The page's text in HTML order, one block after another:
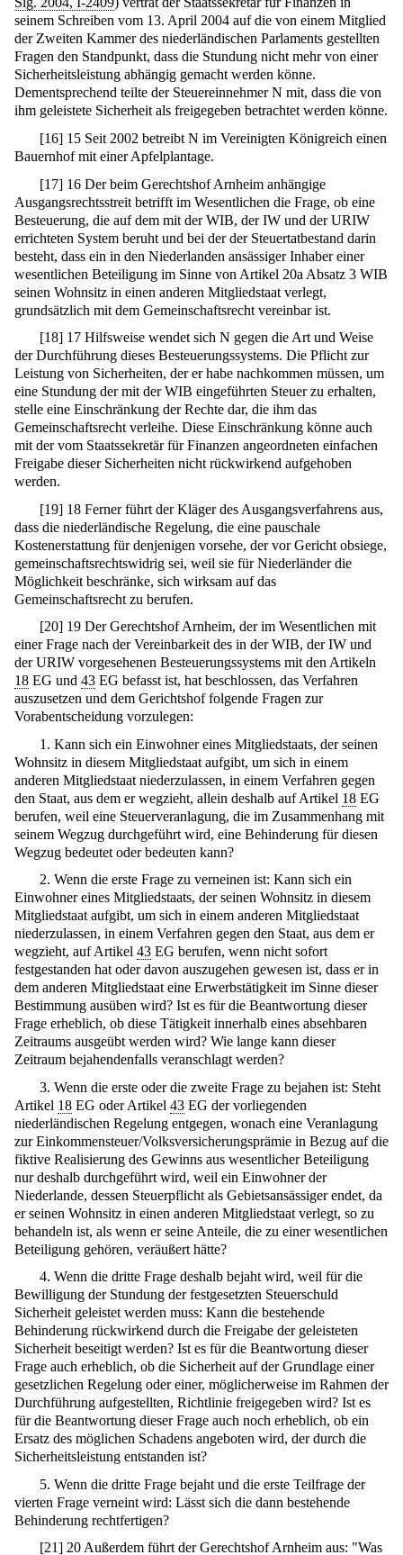
seinem Schreiben vom 13. April 2004 auf die von einem Mitglied
der Zweiten Kammer des niederländischen Parlaments gestellten
Fragen den Standpunkt, dass die Stundung nicht mehr von einer
Sicherheitsleistung abhängig gemacht werden könne.
Dementsprechend teilte der Steuereinnehmer N mit, dass die von
ihm geleistete Sicherheit als freigegeben betrachtet werden könne.
[16] 15 Seit 2002 betreibt N im Vereinigten Königreich einen
Bauernhof mit einer Apfelplantage.
[17] 16 Der beim Gerechtshof Arnheim anhängige
Ausgangsrechtsstreit betrifft im Wesentlichen die Frage, ob eine
Besteuerung, die auf dem mit der WIB, der IW und der URIW
errichteten System beruht und bei der der Steuertatbestand darin
besteht, dass ein in den Niederlanden ansässiger Inhaber einer
wesentlichen Beteiligung im Sinne von Artikel 20a Absatz 3 WIB
seinen Wohnsitz in einen anderen Mitgliedstaat verlegt,
grundsätzlich mit dem Gemeinschaftsrecht vereinbar ist.
[18] 17 Hilfsweise wendet sich N gegen die Art und Weise
der Durchführung dieses Besteuerungssystems. Die Pflicht zur
Leistung von Sicherheiten, der er habe nachkommen müssen, um
eine Stundung der mit der WIB eingeführten Steuer zu erhalten,
stelle eine Einschränkung der Rechte dar, die ihm das
Gemeinschaftsrecht verleihe. Diese Einschränkung könne auch
mit der vom Staatssekretär für Finanzen angeordneten einfachen
Freigabe dieser Sicherheiten nicht rückwirkend aufgehoben
werden.
[19] 18 Ferner führt der Kläger des Ausgangsverfahrens aus,
dass die niederländische Regelung, die eine pauschale
Kostenerstattung für denjenigen vorsehe, der vor Gericht obsiege,
gemeinschaftsrechtswidrig sei, weil sie für Niederländer die
Möglichkeit beschränke, sich wirksam auf das
Gemeinschaftsrecht zu berufen.
[20] 19 Der Gerechtshof Arnheim, der im Wesentlichen mit
einer Frage nach der Vereinbarkeit des in der WIB, der IW und
der URIW vorgesehenen Besteuerungssystems mit den Artikeln
18 EG und 43 EG befasst ist, hat beschlossen, das Verfahren
auszusetzen und dem Gerichtshof folgende Fragen zur
Vorabentscheidung vorzulegen:
1. Kann sich ein Einwohner eines Mitgliedstaats, der seinen
Wohnsitz in diesem Mitgliedstaat aufgibt, um sich in einem
anderen Mitgliedstaat niederzulassen, in einem Verfahren gegen
den Staat, aus dem er wegzieht, allein deshalb auf Artikel 18 EG
berufen, weil eine Steuerveranlagung, die im Zusammenhang mit
seinem Wegzug durchgeführt wird, eine Behinderung für diesen
Wegzug bedeutet oder bedeuten kann?
2. Wenn die erste Frage zu verneinen ist: Kann sich ein
Einwohner eines Mitgliedstaats, der seinen Wohnsitz in diesem
Mitgliedstaat aufgibt, um sich in einem anderen Mitgliedstaat
niederzulassen, in einem Verfahren gegen den Staat, aus dem er
wegzieht, auf Artikel 43 EG berufen, wenn nicht sofort
festgestanden hat oder davon auszugehen gewesen ist, dass er in
dem anderen Mitgliedstaat eine Erwerbstätigkeit im Sinne dieser
Bestimmung ausüben wird? Ist es für die Beantwortung dieser
Frage erheblich, ob diese Tätigkeit innerhalb eines absehbaren
Zeitraums ausgeübt werden wird? Wie lange kann dieser
Zeitraum bejahendenfalls veranschlagt werden?
3. Wenn die erste oder die zweite Frage zu bejahen ist: Steht
Artikel 18 EG oder Artikel 43 EG der vorliegenden
niederländischen Regelung entgegen, wonach eine Veranlagung
zur Einkommensteuer/Volksversicherungsprämie in Bezug auf die
fiktive Realisierung des Gewinns aus wesentlicher Beteiligung
nur deshalb durchgeführt wird, weil ein Einwohner der
Niederlande, dessen Steuerpflicht als Gebietsansässiger endet, da
er seinen Wohnsitz in einen anderen Mitgliedstaat verlegt, so zu
behandeln ist, als wenn er seine Anteile, die zu einer wesentlichen
Beteiligung gehören, veräußert hätte?
4. Wenn die dritte Frage deshalb bejaht wird, weil für die
Bewilligung der Stundung der festgesetzten Steuerschuld
Sicherheit geleistet werden muss: Kann die bestehende
Behinderung rückwirkend durch die Freigabe der geleisteten
Sicherheit beseitigt werden? Ist es für die Beantwortung dieser
Frage auch erheblich, ob die Sicherheit auf der Grundlage einer
gesetzlichen Regelung oder einer, möglicherweise im Rahmen der
Durchführung aufgestellten, Richtlinie freigegeben wird? Ist es
für die Beantwortung dieser Frage auch noch erheblich, ob ein
Ersatz des möglichen Schadens angeboten wird, der durch die
Sicherheitsleistung entstanden ist?
5. Wenn die dritte Frage bejaht und die erste Teilfrage der
vierten Frage verneint wird: Lässt sich die dann bestehende
Behinderung rechtfertigen?
[21] 20 Außerdem führt der Gerechtshof Arnheim aus: "Was